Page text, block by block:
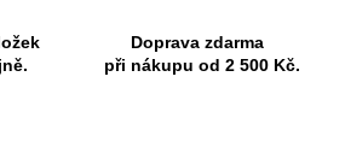
Doprava zdarma
při nákupu od 2 500 Kč.